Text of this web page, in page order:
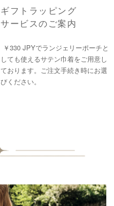
ギフトラッピング
サービスのご案内
￥330 JPYでランジェリーポーチと
しても使えるサテン巾着をご用意し
ております。ご注文手続き時にお選
びください。